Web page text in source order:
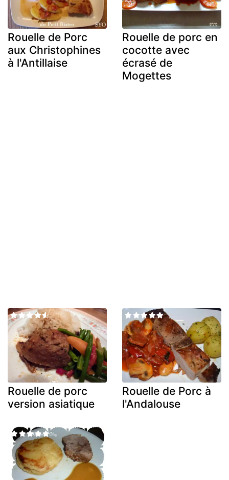
Rouelle de Porc
aux Christophines
à l'Antillaise
Rouelle de porc en
cocotte avec
écrasé de
Mogettes
Rouelle de porc
version asiatique
Rouelle de Porc à
l'Andalouse